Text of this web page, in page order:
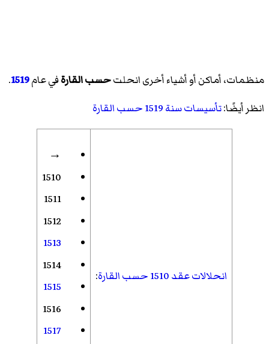
منظمات، أماكن أو أشياء أخرى انحلتحسب القارةفي عام1519
.
انظر أيضًا:تأسيسات سنة 1519 حسب القارة
انحلالات عقد 1510 حسب القارة :
→
1510
1511
1512
1513
1514
1515
1516
1517